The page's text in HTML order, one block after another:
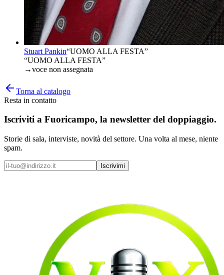
Stuart Pankin“UOMO ALLA FESTA”
“UOMO ALLA FESTA”
→voce non assegnata
Torna al catalogo
Resta in contatto
Iscriviti a Fuoricampo, la newsletter del doppiaggio.
Storie di sala, interviste, novità del settore. Una volta al mese, niente
spam.
Iscrivimi